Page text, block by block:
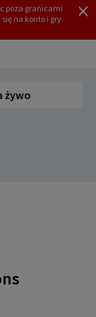
poza granicami
na konto i gry.ZALOGUJ
żywo